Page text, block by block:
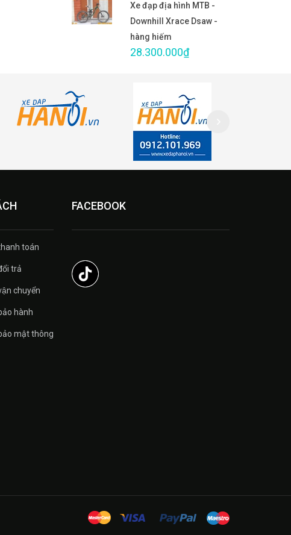
Xe đạp địa hình MTB -
Downhill Xrace Dsaw -
hàng hiếm
28.300.000₫
toán
trả
chuyển
hành
mật thông
FACEBOOK